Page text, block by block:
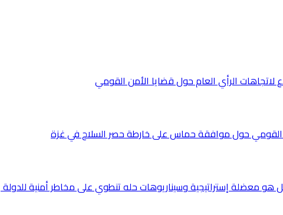
لاتجاهات الرأي العام حول قضايا الأمن القومي
القومي حول موافقة حماس على خارطة حصر السلاح في غزة
هو معضلة إستراتيجية وسيناريوهات حله تنطوي على مخاطر أمنية للدولة